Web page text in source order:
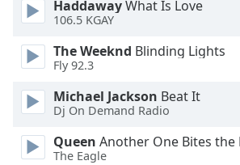
Size
Text
Edge
Style
Font
Family
HaddawayWhat Is Love
106.5 KGAY
The Weeknd Blinding Lights
Fly 92.3
Michael Jackson Beat It
Dj On Demand Radio
Queen Another One Bites the
The Eagle